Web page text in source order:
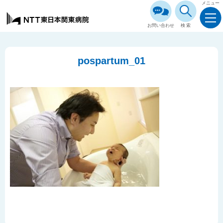
お問い合わせ 検索
メニュー
pospartum_01